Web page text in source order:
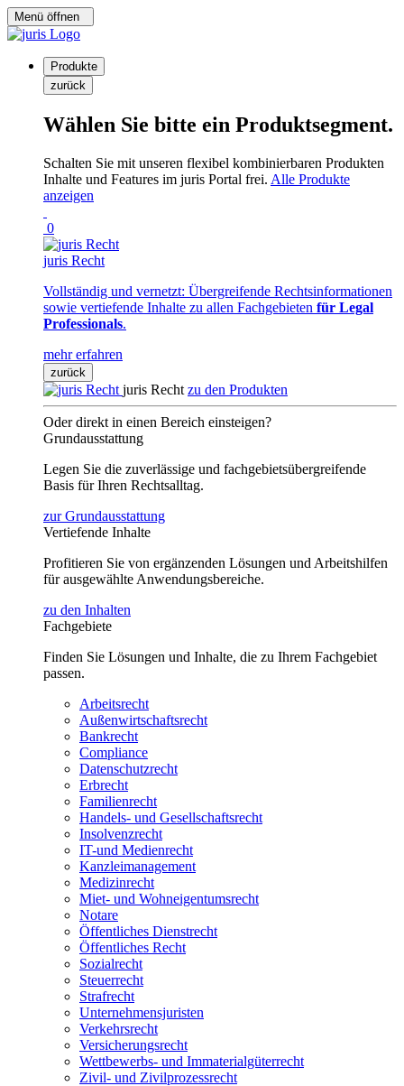
Menü öffnen
Produkte
zurück
Wählen Sie bitte ein Produktsegment.
Schalten Sie mit unseren flexibel kombinierbaren Produkten
Inhalte und Features im juris Portal frei. Alle Produkte
anzeigen
0
juris Recht
Vollständig und vernetzt: Übergreifende Rechtsinformationen
sowie vertiefende Inhalte zu allen Fachgebieten für Legal
Professionals.
mehr erfahren
zurück
juris Recht zu den Produkten
Oder direkt in einen Bereich einsteigen?
Grundausstattung
Legen Sie die zuverlässige und fachgebietsübergreifende
Basis für Ihren Rechtsalltag.
zur Grundausstattung
Vertiefende Inhalte
Profitieren Sie von ergänzenden Lösungen und Arbeitshilfen
für ausgewählte Anwendungsbereiche.
zu den Inhalten
Fachgebiete
Finden Sie Lösungen und Inhalte, die zu Ihrem Fachgebiet
passen.
Arbeitsrecht
Außenwirtschaftsrecht
Bankrecht
Compliance
Datenschutzrecht
Erbrecht
Familienrecht
Handels- und Gesellschaftsrecht
Insolvenzrecht
IT-und Medienrecht
Kanzleimanagement
Medizinrecht
Miet- und Wohneigentumsrecht
Notare
Öffentliches Dienstrecht
Öffentliches Recht
Sozialrecht
Steuerrecht
Strafrecht
Unternehmensjuristen
Verkehrsrecht
Versicherungsrecht
Wettbewerbs- und Immaterialgüterrecht
Zivil- und Zivilprozessrecht